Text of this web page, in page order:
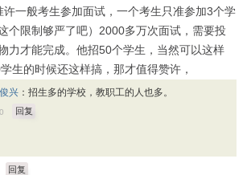
许一般考生参加面试，一个考生只准参加3个学
个限制够严了吧）2000多万次面试，需要投
力才能完成。他招50个学生，当然可以这样
生的时候还这样搞，那才值得赞许，
兴 ：招生多的学校，教职工的人也多。
回复
回复